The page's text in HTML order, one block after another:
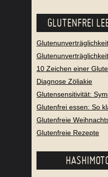
GLUTENFREI
10 Zeichen einer
Diagnose Zöliakie
Glutensensitivität:
Glutenfrei essen: So
Glutenfreie
Glutenfreie Rezepte